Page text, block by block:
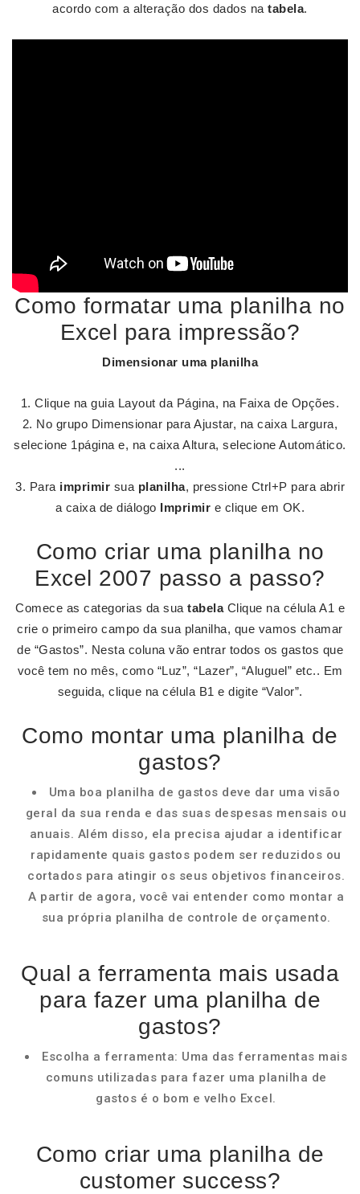
acordo com a alteração dos dados natabela.
Como formatar uma planilha no
Excel para impressão?
Dimensionar uma planilha
Clique na guia Layout da Página, na Faixa de Opções.
No grupo Dimensionar para Ajustar, na caixa Largura,
selecione 1página e, na caixa Altura, selecione Automático.
...
Para imprimir sua planilha, pressione Ctrl+P para abrir
a caixa de diálogo Imprimir e clique em OK.
Como criar uma planilha no
Excel 2007 passo a passo?
Comece as categorias da sua tabelaClique na célula A1 e
crie o primeiro campo da sua planilha, que vamos chamar
de “Gastos”. Nesta coluna vão entrar todos os gastos que
você tem no mês, como “Luz”, “Lazer”, “Aluguel” etc.. Em
seguida, clique na célula B1 e digite “Valor”.
Como montar uma planilha de
gastos?
Uma boa planilha de gastos deve dar uma visão
geral da sua renda e das suas despesas mensais ou
anuais. Além disso, ela precisa ajudar a identificar
rapidamente quais gastos podem ser reduzidos ou
cortados para atingir os seus objetivos financeiros.
A partir de agora, você vai entender como montar a
sua própria planilha de controle de orçamento.
Qual a ferramenta mais usada
para fazer uma planilha de
gastos?
Escolha a ferramenta: Uma das ferramentas mais
comuns utilizadas para fazer uma planilha de
gastos é o bom e velho Excel.
Como criar uma planilha de
customer success?